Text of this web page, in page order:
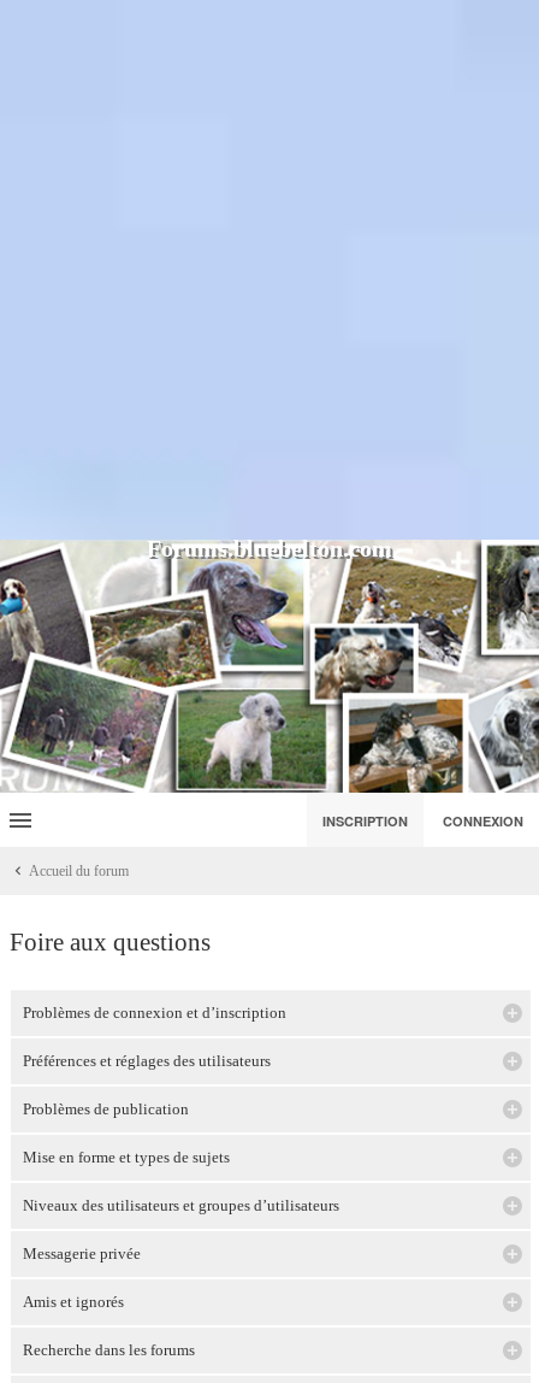
Forums.bluebelton.com
INSCRIPTION CONNEXION
Accueil du forum
Foire aux questions
Problèmes de connexion et d’inscription
Préférences et réglages des utilisateurs
Problèmes de publication
Mise en forme et types de sujets
Niveaux des utilisateurs et groupes d’utilisateurs
Messagerie privée
Amis et ignorés
Recherche dans les forums